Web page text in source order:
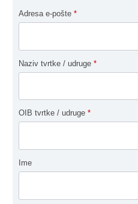
Adresa e-pošte *
Naziv tvrtke / udruge *
OIB tvrtke / udruge *
Ime